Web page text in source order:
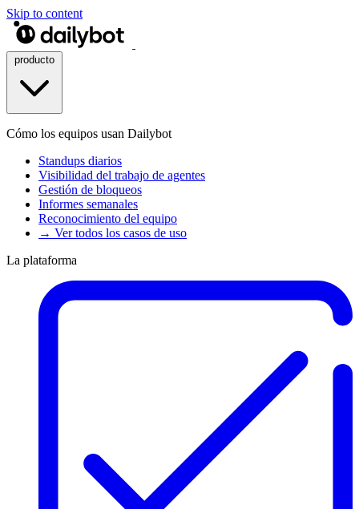
Skip to content
Cómo los equipos usan Dailybot
Standups diarios
Visibilidad del trabajo de agentes
Gestión de bloqueos
Informes semanales
Reconocimiento del equipo
→ Ver todos los casos de uso
La plataforma